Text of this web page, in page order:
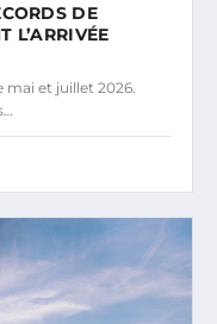
DE
L’ARRIVÉE
mai et juillet 2026.